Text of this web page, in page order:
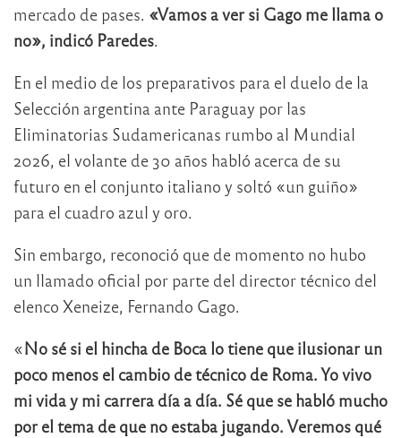
mercado de pases. «Vamos a ver si Gago me llama o
no», indicó Paredes.
En el medio de los preparativos para el duelo de la
Selección argentina ante Paraguay por las
Eliminatorias Sudamericanas rumbo al Mundial
2026, el volante de 30 años habló acerca de su
futuro en el conjunto italiano y soltó «un guiño»
para el cuadro azul y oro.
Sin embargo, reconoció que de momento no hubo
un llamado oficial por parte del director técnico del
elenco Xeneize, Fernando Gago.
«No sé si el hincha de Boca lo tiene que ilusionar un
poco menos el cambio de técnico de Roma. Yo vivo
mi vida y mi carrera día a día. Sé que se habló mucho
por el tema de que no estaba jugando. Veremos qué